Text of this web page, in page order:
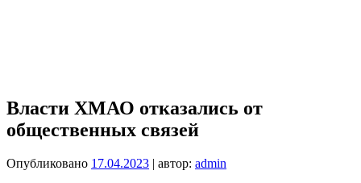
‌‌Власти ХМАО отказались от
общественных связей
Опубликовано 17.04.2023 | автор: admin